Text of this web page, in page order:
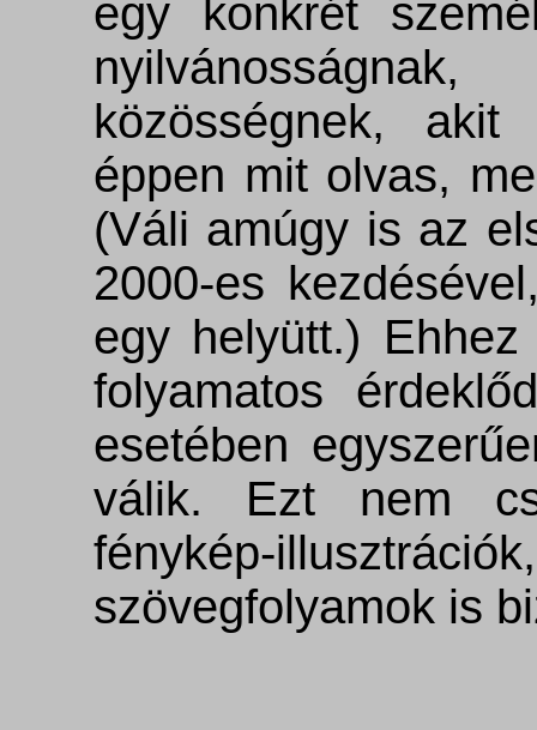
egy konkrét
közösségnek,
éppen mit olvas,
(Váli amúgy is az
2000-es
egy helyütt.)
folyamatos
esetében
válik. Ezt nem
fénykép-
szövegfolyamok is